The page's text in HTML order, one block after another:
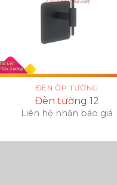
ĐÈN ỐP TƯỜNG
Đèn tường 12
Liên hệ nhận báo giá